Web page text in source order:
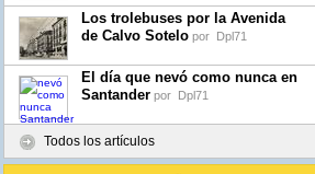
Los trolebuses por la Avenida
de Calvo Sotelo por Dpl71
El día que nevó como nunca en
Santander por Dpl71
Todos los artículos